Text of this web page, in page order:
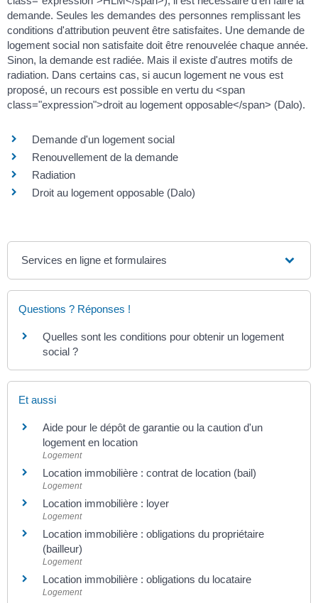
demande. Seules les demandes des personnes remplissant les
conditions d'attribution peuvent être satisfaites. Une demande de
logement social non satisfaite doit être renouvelée chaque année.
Sinon, la demande est radiée. Mais il existe d'autres motifs de
radiation. Dans certains cas, si aucun logement ne vous est
proposé, un recours est possible en vertu du <span
class="expression">droit au logement opposable</span> (Dalo).
Demande d'un logement social
Renouvellement de la demande
Radiation
Droit au logement opposable (Dalo)
Services en ligne et formulaires
Questions ? Réponses !
Quelles sont les conditions pour obtenir un logement
social ?
Et aussi
Aide pour le dépôt de garantie ou la caution d'un
logement en location
Logement
Location immobilière : contrat de location (bail)
Logement
Location immobilière : loyer
Logement
Location immobilière : obligations du propriétaire
(bailleur)
Logement
Location immobilière : obligations du locataire
Logement